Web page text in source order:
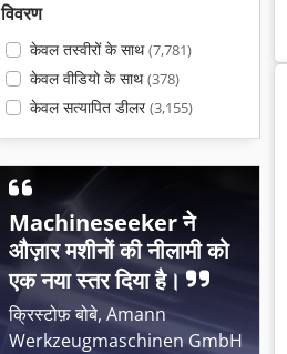
विवरण
केवल तस्वीरों के साथ(7,781)
केवल वीडियो के साथ(378)
केवल सत्यापित डीलर(3,155)
Machineseeker ने
औज़ार मशीनों की नीलामी को
एक नया स्तर दिया है।
क्रिस्टोफ़ बोबे, Amann
Werkzeugmaschinen GmbH